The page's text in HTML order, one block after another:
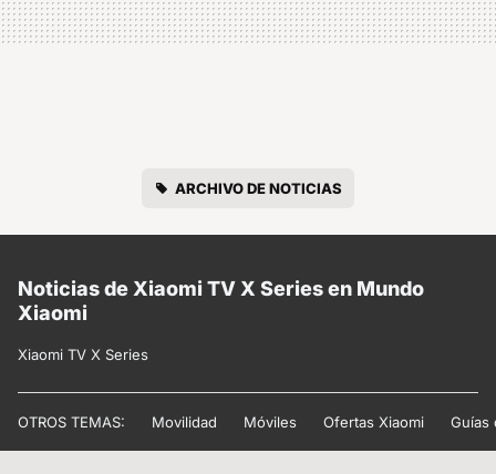
ARCHIVO DE NOTICIAS
Noticias de Xiaomi TV X Series en Mundo
Xiaomi
Xiaomi TV X Series
OTROS TEMAS: Movilidad Móviles Ofertas Xiaomi Guías